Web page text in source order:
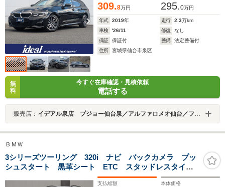
309.8万円 295.0万円
年式 2019年 走行 2.3万km
車検
'26/11 修復
なし
保証
保証付 整備
法定整備付
住所
宮城県仙台市泉区
無
料
今すぐ在庫確認・見積依頼
電話する
販売店： イデアル泉店 プジョー仙台泉／アルファロメオ仙台／フィアット・アバルト仙台泉 （株）イデアル
ＢＭＷ
3シリーズツーリング 320i ナビ バックカメラ プッ
シュスタート 黒革シート ETC スタッドレスタイヤ
支払総額 本体価格